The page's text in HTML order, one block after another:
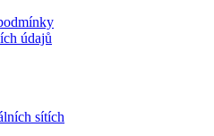
údajů
sítích